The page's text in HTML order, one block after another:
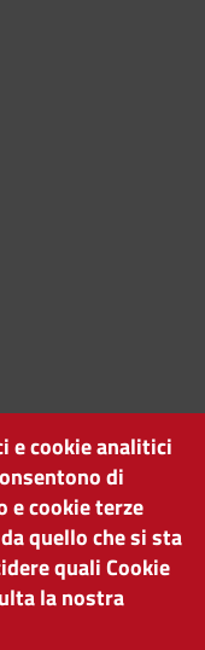
e cookie analitici
di
e cookie terze
quello che si sta
quali Cookie
la nostra